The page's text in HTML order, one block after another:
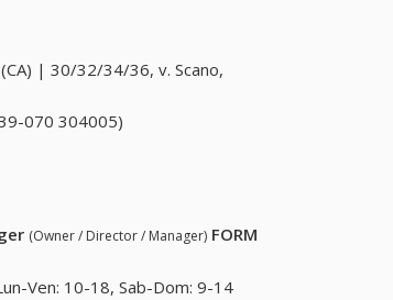
| 30/32/34/36, v. Scano,
070 304005)
(Owner / Director / Manager) FORM
Ven: 10-18, Sab-Dom: 9-14